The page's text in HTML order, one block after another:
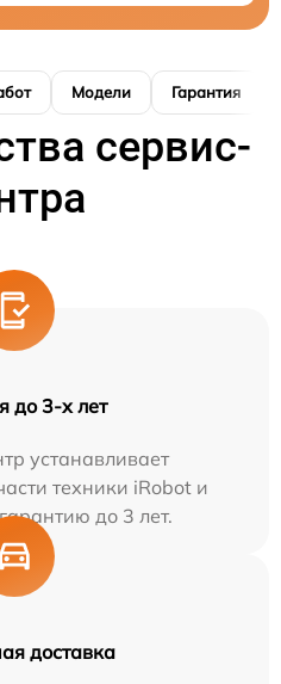
Модели Гарантия
сервис-
до 3-х лет
устанавливает
техники iRobot и
до 3 лет.
доставка